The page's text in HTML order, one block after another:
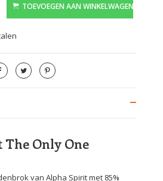
TOEVOEGEN AAN WINKELWAGEN
Only One
van Alpha Spirit met 85%